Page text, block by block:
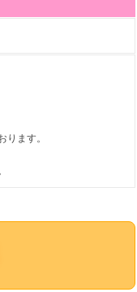
ります。